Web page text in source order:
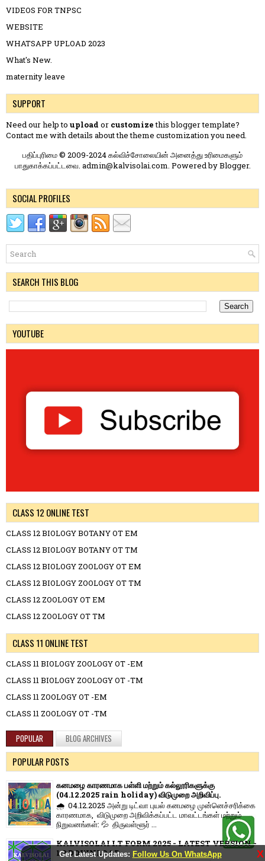
Get Latest Updates: Follow Us On WhatsApp X
VIDEOS FOR TNPSC
WEBSITE
WHATSAPP UPLOAD 2023
What's New.
maternity leave
SUPPORT
Need our help to upload or customizethis blogger template?
Contact me with details about the theme customization you need.
பதிப்புரிமை © 2009-2024 கல்விச்சோலையின் அனைத்து உரிமைகளும்
பாதுகாக்கப்பட்டவை. admin@kalvisolai.com. Powered byBlogger.
SOCIAL PROFILES
SEARCH THIS BLOG
YOUTUBE
CLASS 12 ONLINE TEST
CLASS 12 BIOLOGY BOTANY OT EM
CLASS 12 BIOLOGY BOTANY OT TM
CLASS 12 BIOLOGY ZOOLOGY OT EM
CLASS 12 BIOLOGY ZOOLOGY OT TM
CLASS 12 ZOOLOGY OT EM
CLASS 12 ZOOLOGY OT TM
CLASS 11 ONLINE TEST
CLASS 11 BIOLOGY ZOOLOGY OT -EM
CLASS 11 BIOLOGY ZOOLOGY OT -TM
CLASS 11 ZOOLOGY OT -EM
CLASS 11 ZOOLOGY OT -TM
POPULAR BLOG ARCHIVES
POPULAR POSTS
கனமழை காரணமாக பள்ளி மற்றும் கல்லூரிகளுக்கு
(04.12.2025 rain holiday) விடுமுறை அறிவிப்பு.
🌧️ 04.12.2025 அன்று டிட்வா புயல் கனமழை முன்னெச்சரிக்கை
காரணமாக, விடுமுறை அறிவிக்கப்பட்ட மாவட்டங்கள் மற்றும்
நிறுவனங்கள்: 💦 திருவள்ளூர் ...
KALVISOLAI I.T FORM 2025 - LATEST VERSION -
1.3 DOWNLOAD